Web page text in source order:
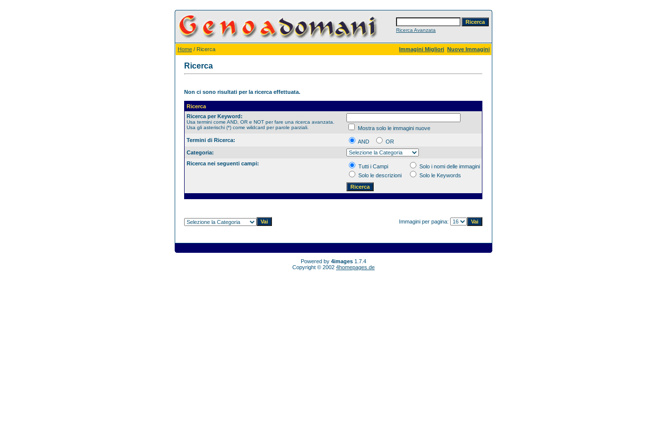
Ricerca Avanzata
Home / Ricerca Immagini Migliori Nuove Immagini
Ricerca
Non ci sono risultati per la ricerca effettuata.
Ricerca
Ricerca per Keyword:
Usa termini come AND, OR e NOT per fare una ricerca avanzata.
Usa gli asterischi (*) come wildcard per parole parziali.
Mostra solo le immagini nuove
Termini di Ricerca:
AND
OR
Categoria:
Ricerca nei seguenti campi:
Tutti i Campi
Solo i nomi delle immagini
Solo le descrizioni
Solo le Keywords
Immagini per pagina:
Powered by 4images 1.7.4
Copyright © 2002 4homepages.de